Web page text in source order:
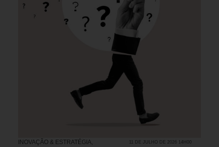
INOVAÇÃO & ESTRATÉGIA,
11 DE JULHO DE 2026 14H00